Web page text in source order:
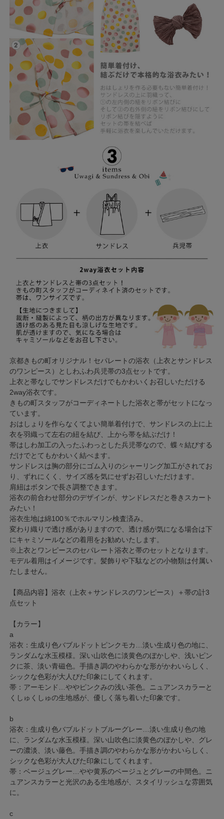
京都きもの町オリジナル！セパレートの浴衣（上衣とサンドレス
のワンピース）としわふわ兵児帯の3点セットです。
上衣と帯なしでサンドレスだけでもかわいくお召しいただける
2way浴衣です。
きもの町スタッフがコーディネートした浴衣と帯がセットになっ
ています。
おはしょりを作らなくてよい簡単着付けで、サンドレスの上に上
衣を羽織って左右の紐を結び、上から帯を結ぶだけ！
帯はしわ加工の入ったふわっとした兵児帯なので、蝶々結びする
だけでとてもかわいく結べます。
サンドレスは胸の部分にゴム入りのシャーリング加工がされてお
り、ずれにくく、サイズ感を気にせずお召しいただけます。
肩紐はボタンで長さ調整できます。
浴衣の前合わせ部分のデザインが、サンドレスだと巻きスカート
みたい！
浴衣生地は綿100％でホルマリン検査済み。
変わり織りで透け感がありますので、透け感が気になる場合は下
にキャミソールなどの着用をお勧めいたします。
※上衣とワンピースのセパレート浴衣と帯のセットとなります。
モデル着用はイメージです。髪飾りや下駄などの小物類は付属い
たしません。
【商品内容】浴衣（上衣＋サンドレスのワンピース）＋帯の計3
点セット
【カラー】
a
浴衣：生成り色バブルドットピンクモカ…淡い生成り色の地に、
ランダムな水玉模様。深い山吹色に淡黄色のぼかしや、浅いピン
クに茶、淡い青磁色。手描き調のやわらかな形がかわいらしく、
シックな色彩が大人びた印象にしてくれます。
帯：アーモンド…ややピンクみの浅い茶色。ニュアンスカラーと
くしゅくしゅの生地感が、優しく落ち着いた印象です。
b
浴衣：生成り色バブルドットブルーグレー…淡い生成り色の地
に、ランダムな水玉模様。深い山吹色に淡黄色のぼかしや、グレ
ーの濃淡、淡い藤色。手描き調のやわらかな形がかわいらしく、
シックな色彩が大人びた印象にしてくれます。
帯：ベージュグレー…やや黄系のベージュとグレーの中間色。ニ
ュアンスカラーと光沢のある生地感が、スタイリッシュな雰囲気
に。
c